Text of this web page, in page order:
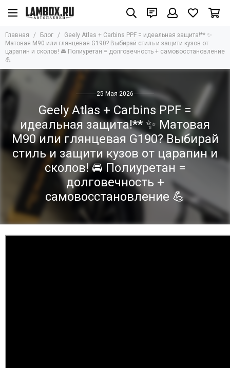
Главная Блог
Geely Atlas + Carbins PPF = идеальная защита!** ✨
Матовая M90 или глянцевая G190? Выбирай стиль и защити кузов от
царапин и сколов! 🚘 Полиуретан = долговечность + самовосстановление
💪
25 Мая 2026
Geely Atlas + Carbins PPF =
идеальная защита!** ✨ Матовая
M90 или глянцевая G190? Выбирай
стиль и защити кузов от царапин и
сколов! 🚘 Полиуретан =
долговечность +
самовосстановление 💪